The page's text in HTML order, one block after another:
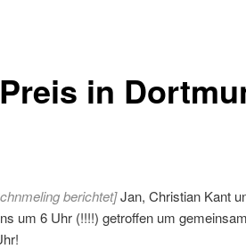
in
berichtet]Jan, Christian Kant
um 6 Uhr (!!!!) getroffen um